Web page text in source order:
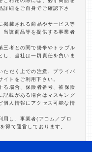
詳細をご自身でご確認下さ
掲載される商品やサービス等
当該商品等を提供する事業者
三者との間で紛争やトラブル
し、当社は一切責任を負いま
ただく上での注意、プライバ
トをご利用下さい。
る場合、保険者番号、被保険
記載がある場合はマスキング
個人情報にアクセス可能な情
し、事業者(アコム／プロ
得て運営しております。